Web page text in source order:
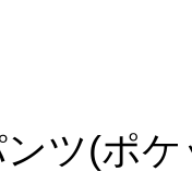
ツ(ポ